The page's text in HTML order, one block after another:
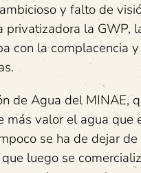
y falto de
la GWP,
con la complacencia
de Agua del MINAE,
valor el agua que
se ha de dejar
luego se